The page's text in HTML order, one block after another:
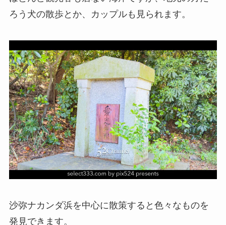
ろう犬の散歩とか、カップルも見られます。
沙弥ナカンダ浜を中心に散策すると色々なものを
発見できます。